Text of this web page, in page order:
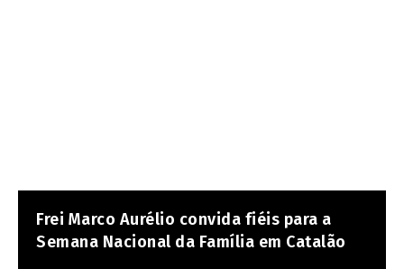
Frei Marco Aurélio convida fiéis para a
Semana Nacional da Família em Catalão